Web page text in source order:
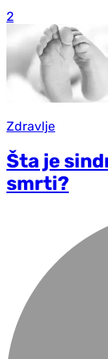
2
Zdravlje
Šta je
smrti?